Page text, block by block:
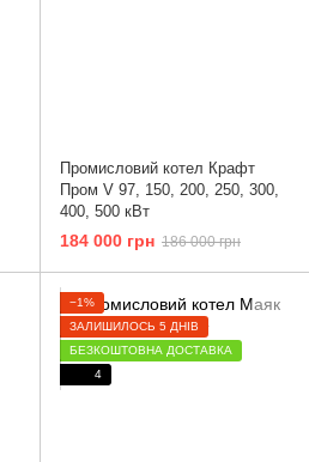
Промисловий котел Крафт
Пром V 97, 150, 200, 250, 300,
400, 500 кВт
184 000 грн 186 000 грн
−1%
ЗАЛИШИЛОСЬ 5 ДНІВ
БЕЗКОШТОВНА ДОСТАВКА
4